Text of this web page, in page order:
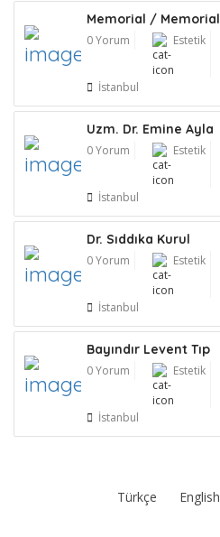
Memorial / Memorial
0 Yorum Estetik
İstanbul
Uzm. Dr. Emine Ayla
0 Yorum Estetik
İstanbul
Dr. Sıddıka Kurul
0 Yorum Estetik
İstanbul
Bayındır Levent Tıp
0 Yorum Estetik
İstanbul
Türkçe English